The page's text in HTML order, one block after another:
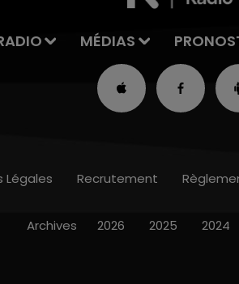
MÉDIAS
Légales Recrutement
Archives 2026 2025 2024